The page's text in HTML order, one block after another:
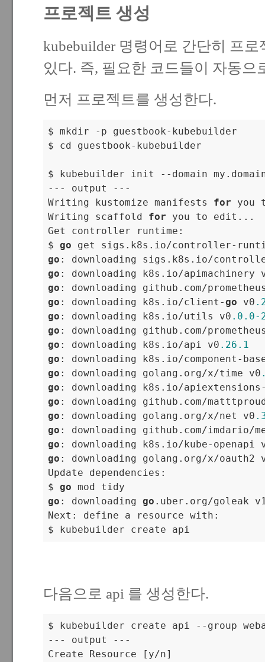
프로젝트 생성
kubebuilder 명령어로 간단히 프
있다. 즉, 필요한 코드들이 자동으
먼저 프로젝트를 생성한다.
$ mkdir -p guestbook-kubebuilder
$ cd guestbook-kubebuilder
$ kubebuilder init --domain
--- output ---
Writing kustomize manifests for you
Writing scaffold for you to edit...
Get controller runtime:
$ go get sigs.k8s.io/controller-
go : downloading sigs.k8s.io/
go : downloading k8s.io/apimachinery
go : downloading github.com/
go : downloading k8s.io/client-go v0
go : downloading k8s.io/utils v0 .0 .0-
go : downloading github.com/
go : downloading k8s.io/api v0 .26 .1
go : downloading k8s.io/component-
go : downloading golang.org/x/time v0
go : downloading k8s.io/
go : downloading github.com/
go : downloading golang.org/x/net v0
go : downloading github.com/imdario/
go : downloading k8s.io/kube-openapi
go : downloading golang.org/x/oauth2
Update dependencies:
$ go
go : downloading go .uber.org/goleak
Next: define a resource with:
$ kubebuilder create api
다음으로 api 를 생성한다.
$ kubebuilder create api --group
--- output ---
Create Resource [y/n]